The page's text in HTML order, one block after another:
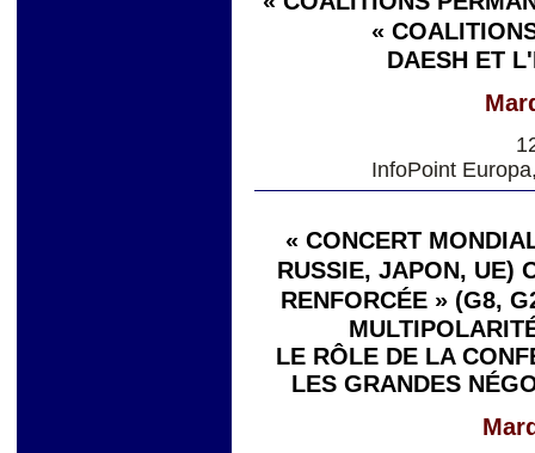
«
DAESH ET
InfoPoint
« CONCERT
RUSSIE, JAPON, UE)
RENFORCÉE » (G8,
LE RÔLE DE LA
LES GRANDES